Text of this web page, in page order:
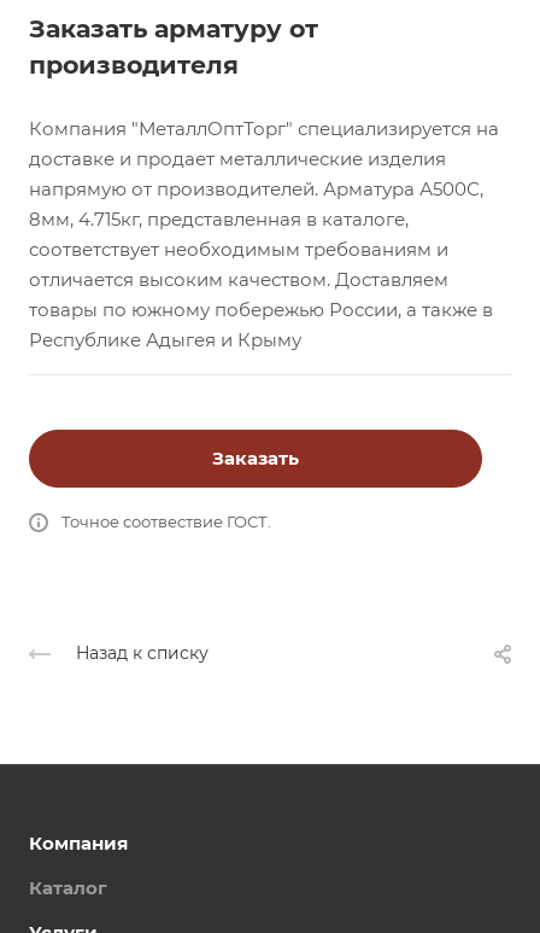
Заказать арматуру от
производителя
Компания "МеталлОптТорг" специализируется на
доставке и продает металлические изделия
напрямую от производителей. Арматура А500С,
8мм, 4.715кг, представленная в каталоге,
соответствует необходимым требованиям и
отличается высоким качеством. Доставляем
товары по южному побережью России, а также в
Республике Адыгея и Крыму
Заказать
Точное соотвествие ГОСТ.
Назад к списку
Компания
Каталог